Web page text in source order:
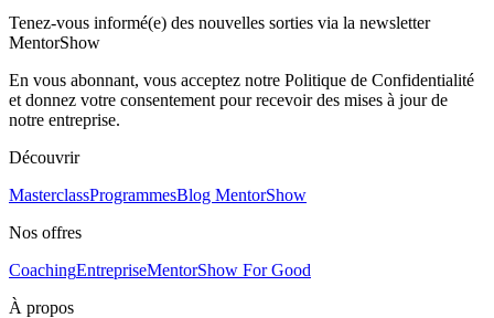
Tenez-vous informé(e) des nouvelles sorties via la newsletter
MentorShow
En vous abonnant, vous acceptez notre Politique de Confidentialité
et donnez votre consentement pour recevoir des mises à jour de
notre entreprise.
Découvrir
MasterclassProgrammesBlog MentorShow
Nos offres
CoachingEntrepriseMentorShow For Good
À propos